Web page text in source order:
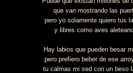
que van mostrando las
pero yo solamente quiero tus
y libres como aves
Hay labios que pueden besar
pero prefiero beber de ese
tu calmas mi sed con un beso